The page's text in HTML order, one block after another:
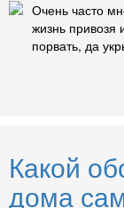
Очень часто
жизнь привозя
порвать, да
Какой
дома